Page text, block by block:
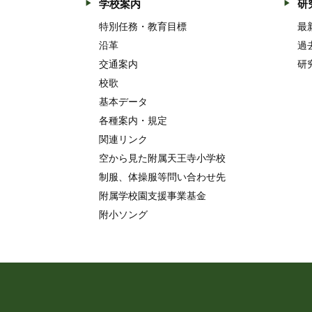
学校案内
特別任務・教育目標
沿革
交通案内
校歌
基本データ
各種案内・規定
関連リンク
空から見た附属天王寺小学校
制服、体操服等問い合わせ先
附属学校園支援事業基金
附小ソング
研
最
過
研